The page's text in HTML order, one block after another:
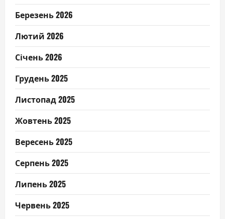
Березень 2026
Лютий 2026
Січень 2026
Грудень 2025
Листопад 2025
Жовтень 2025
Вересень 2025
Серпень 2025
Липень 2025
Червень 2025